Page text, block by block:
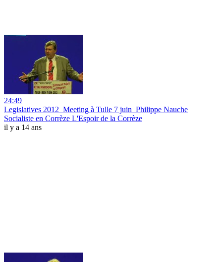
24:49
Legislatives 2012_Meeting à Tulle 7 juin_Philippe Nauche
Socialiste en Corrèze L'Espoir de la Corrèze
il y a 14 ans